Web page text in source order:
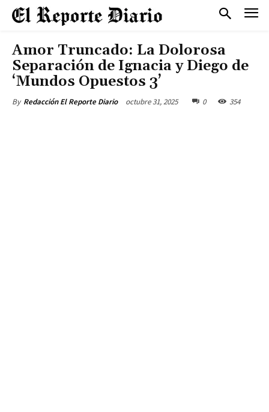
Amor Truncado: La Dolorosa
Separación de Ignacia y Diego de
‘Mundos Opuestos 3’
By Redacción El Reporte Diario octubre 31, 2025 0 354